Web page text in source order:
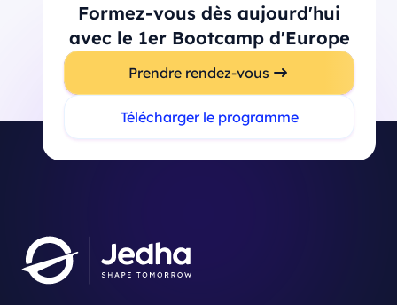
Formez-vous dès aujourd'hui
avec le 1er Bootcamp d'Europe
Prendre rendez-vous
Télécharger le programme